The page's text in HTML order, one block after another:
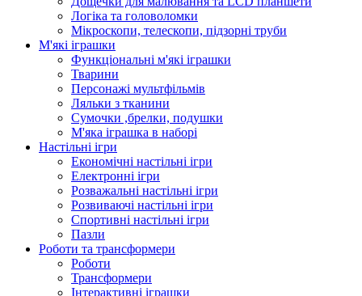
Логіка та головоломки
Мікроскопи, телескопи, підзорні труби
М'які іграшки
Функціональні м'які іграшки
Тварини
Персонажі мультфільмів
Ляльки з тканини
Сумочки ,брелки, подушки
М'яка іграшка в наборі
Настільні ігри
Економічні настільні ігри
Електронні ігри
Розважальні настільні ігри
Розвиваючі настільні ігри
Спортивні настільні ігри
Пазли
Роботи та трансформери
Роботи
Трансформери
Інтерактивні іграшки